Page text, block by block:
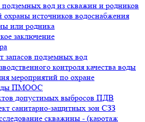
вод из скважин и родников
охраны источников водоснабжения
или родника
заключение
запасов подземных вод
контроля качества воды
мероприятий по охране
ПМООС
допустимых выбросов ПДВ
санитарно-защитных зон СЗЗ
скважины - (каротаж